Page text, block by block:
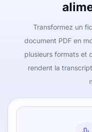
Transformez un
document PDF en
plusieurs formats et
rendent la